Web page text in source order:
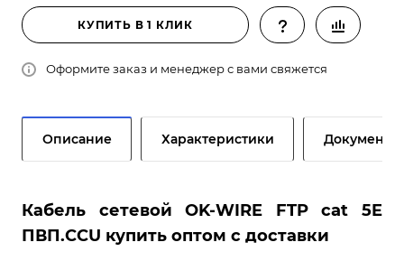
КУПИТЬ В 1 КЛИК
Оформите заказ и менеджер с вами свяжется
Описание Характеристики Документы
Кабель сетевой OK-WIRE FTP cat 5E
ПВП.CCU купить оптом с доставки